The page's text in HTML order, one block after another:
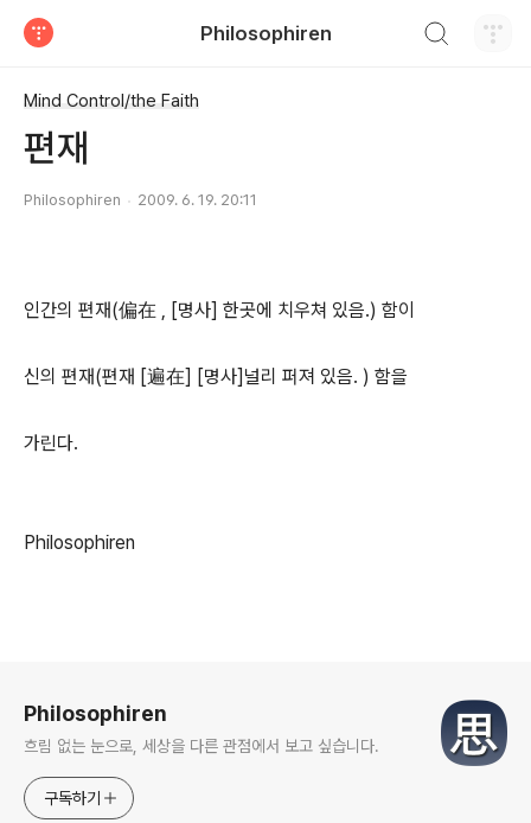
Philosophiren
Mind Control/the Faith
편재
Philosophiren 2009. 6. 19. 20:11
인간의 편재(偏在 , [명사] 한곳에 치우쳐 있음.) 함이
신의 편재(편재 [遍在] [명사]널리 퍼져 있음. ) 함을
가린다.
Philosophiren
Philosophiren
흐림 없는 눈으로, 세상을 다른 관점에서 보고 싶습니다.
구독하기